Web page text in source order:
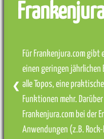
Für Frankenjura.com gibt
einen geringen
alle Topos, eine
Funktionen mehr.
Frankenjura.com bei der
Anwendungen (z.B.
❮